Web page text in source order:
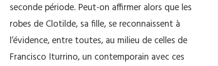
seconde période. Peut-on affirmer alors que les
robes de Clotilde, sa fille, se reconnaissent à
l’évidence, entre toutes, au milieu de celles de
Francisco Iturrino, un contemporain avec ces